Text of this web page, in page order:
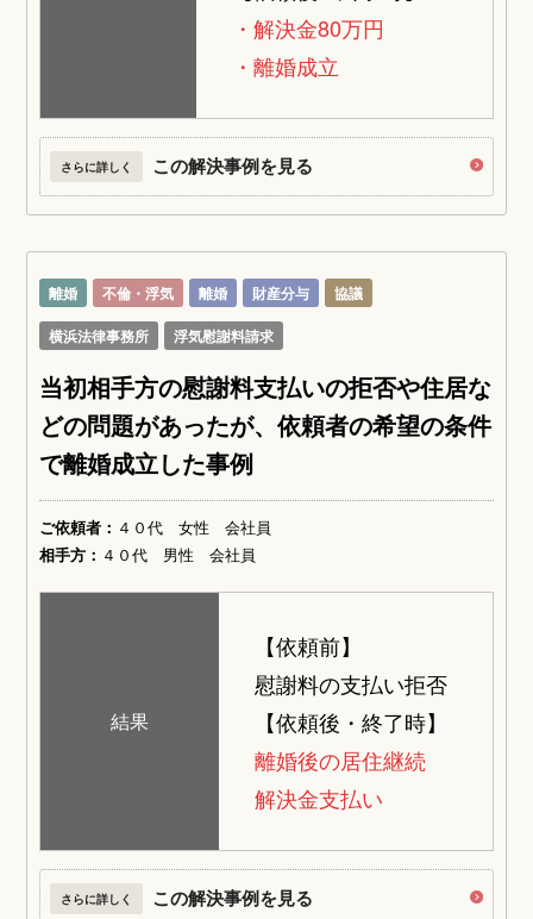
・解決金80万円
・離婚成立
さらに詳しく この解決事例を見る
離婚 不倫・浮気 離婚 財産分与
協議
横浜法律事務所
浮気慰謝料請求
当初相手方の慰謝料支払いの拒否や住居な
どの問題があったが、依頼者の希望の条件
で離婚成立した事例
ご依頼者： ４０代 女性 会社員
相手方： ４０代 男性 会社員
結果
【依頼前】
慰謝料の支払い拒否
【依頼後・終了時】
離婚後の居住継続
解決金支払い
さらに詳しく この解決事例を見る